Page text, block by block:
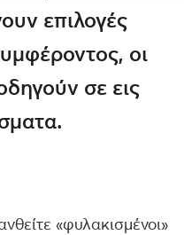
επιλογές
οι
σε εις
«φυλακισμένοι»